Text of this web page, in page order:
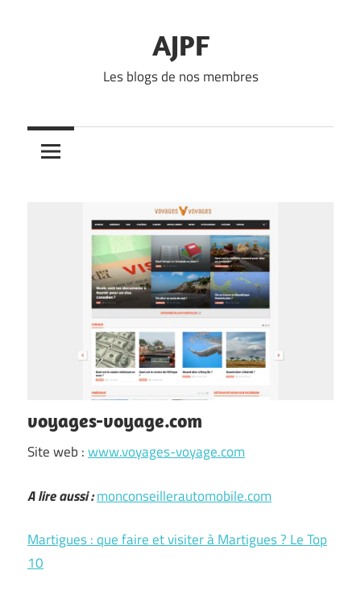
AJPF
Les blogs de nos membres
voyages-voyage.com
Site web :www.voyages-voyage.com
A lire aussi :monconseillerautomobile.com
Martigues : que faire et visiter à Martigues ? Le Top
10